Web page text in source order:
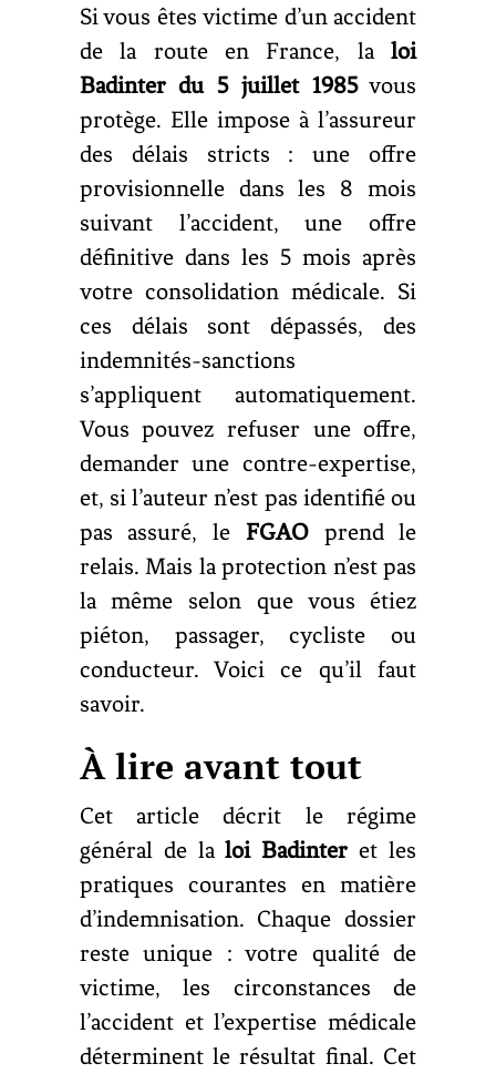
Si vous êtes victime d’un accident
de la route en France, laloi
Badinter du 5 juillet 1985vous
protège. Elle impose à l’assureur
des délais stricts : une offre
provisionnelle dans les 8 mois
suivant l’accident, une offre
définitive dans les 5 mois après
votre consolidation médicale. Si
ces délais sont dépassés, des
indemnités-sanctions
s’appliquent automatiquement.
Vous pouvez refuser une offre,
demander une contre-expertise,
et, si l’auteur n’est pas identifié ou
pas assuré, le FGAOprend le
relais. Mais la protection n’est pas
la même selon que vous étiez
piéton, passager, cycliste ou
conducteur. Voici ce qu’il faut
savoir.
À lire avant tout
Cet article décrit le régime
général de laloi Badinteret les
pratiques courantes en matière
d’indemnisation. Chaque dossier
reste unique : votre qualité de
victime, les circonstances de
l’accident et l’expertise médicale
déterminent le résultat final. Cet